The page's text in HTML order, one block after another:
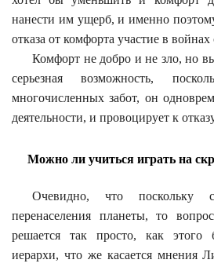
нанести им ущерб, и именно
отказа от комфорта участие в
Комфорт не добро и не зло, но
серьезная возможность,
многочисленных забот, он
деятельности, и провоцирует к
Можно ли учиться играть на
Очевидно, что поскольку
перенаселения планеты, то
решается так просто, как этого
иерархи, что же касается мнения